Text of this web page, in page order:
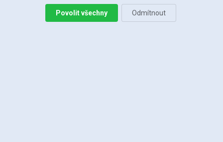
Jiří Sadílek, Liberec 2026-08-03 20:08:43
Povolit všechny Odmítnout